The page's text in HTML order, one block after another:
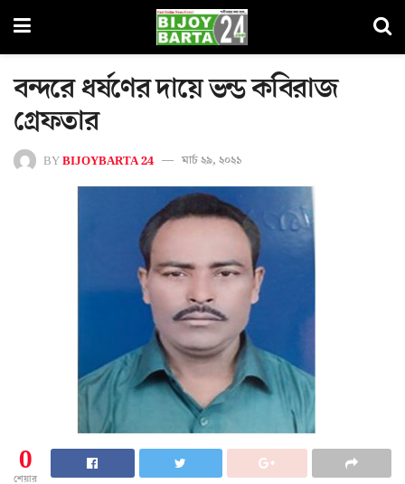
বন্দরে ধর্ষণের দায়ে ভন্ড কবিরাজ
গ্রেফতার
BYBIJOYBARTA 24 মার্চ ২৯, ২০২১
0
শেয়ার